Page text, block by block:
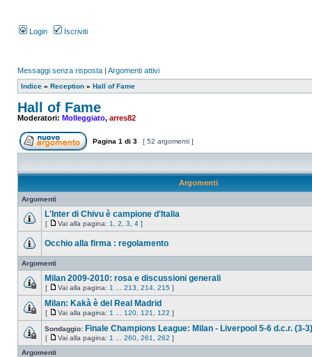
Login Iscriviti
Messaggi senza risposta | Argomenti attivi
Indice » Reception » Hall of Fame
Hall of Fame
Moderatori: Molleggiato, arres82
Pagina 1 di 3 [ 52 argomenti ]
Argomenti
Argomenti
L'Inter di Chivu è campione d'Italia
[ Vai alla pagina: 1 2 3 4 ]
Occhio alla firma : regolamento
Argomenti
Milan 2009-2010: rosa e discussioni generali
[ Vai alla pagina: 1 213 214 215 ]
Milan: Kakà è del Real Madrid
[ Vai alla pagina: 1 120 121 122 ]
Sondaggio: Finale Champions League: Milan - Liverpool 5-6 d.c.r. (3-3)
[ Vai alla pagina: 1 260 261 262 ]
Argomenti